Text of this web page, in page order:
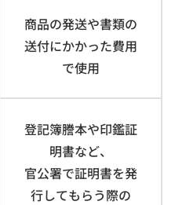
商品の発送や書類の
送付にかかった費用
で使用
登記簿謄本や印鑑証
明書など、
官公署で証明書を発
行してもらう際の